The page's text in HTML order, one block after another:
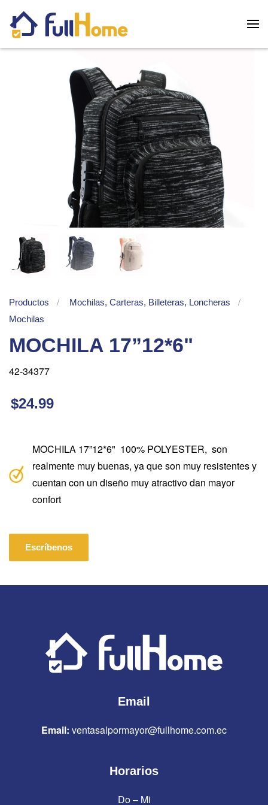
Skip to main content
Productos
Mochilas, Carteras, Billeteras, Loncheras
Mochilas
MOCHILA 17”12*6"
42-34377
$24.99
MOCHILA 17”12*6" 100% POLYESTER, son
realmente muy buenas, ya que son muy resistentes y
cuentan con un diseño muy atractivo dan mayor
confort
Escríbenos
Email
Email: ventasalpormayor@fullhome.com.ec
Horarios
Do – Mi